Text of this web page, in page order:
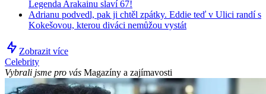
Legenda Arakainu slaví 67!
Adrianu podvedl, pak ji chtěl zpátky. Eddie teď v Ulici randí s
Kokešovou, kterou diváci nemůžou vystát
Zobrazit více
Celebrity
Vybrali jsme pro vás Magazíny a zajímavosti